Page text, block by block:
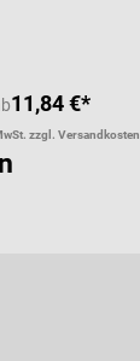
11,84 €*
zzgl. Versandkosten